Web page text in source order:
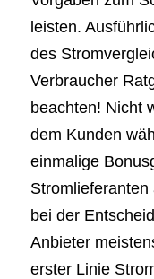
leisten.
des
Verbraucher
beachten! Nicht
dem Kunden
einmalige
bei der
Anbieter
erster Linie